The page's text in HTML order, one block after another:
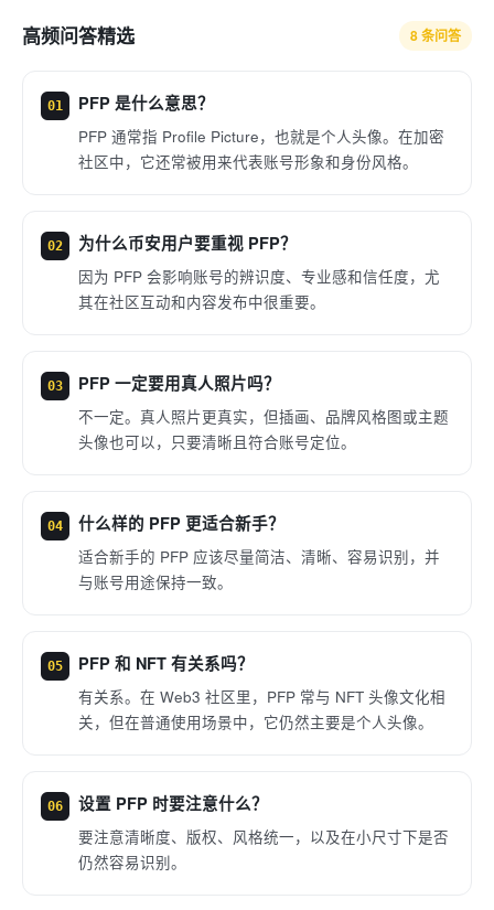
高频问答精选 8 条问答
01 PFP 是什么意思？
PFP 通常指 Profile Picture，也就是个人头像。在加密
社区中，它还常被用来代表账号形象和身份风格。
02 为什么币安用户要重视 PFP？
因为 PFP 会影响账号的辨识度、专业感和信任度，尤
其在社区互动和内容发布中很重要。
03 PFP 一定要用真人照片吗？
不一定。真人照片更真实，但插画、品牌风格图或主题
头像也可以，只要清晰且符合账号定位。
04 什么样的 PFP 更适合新手？
适合新手的 PFP 应该尽量简洁、清晰、容易识别，并
与账号用途保持一致。
05 PFP 和 NFT 有关系吗？
有关系。在 Web3 社区里，PFP 常与 NFT 头像文化相
关，但在普通使用场景中，它仍然主要是个人头像。
06 设置 PFP 时要注意什么？
要注意清晰度、版权、风格统一，以及在小尺寸下是否
仍然容易识别。